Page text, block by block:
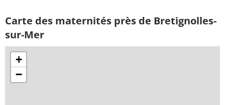
Carte des maternités près de Bretignolles-
sur-Mer
+
−